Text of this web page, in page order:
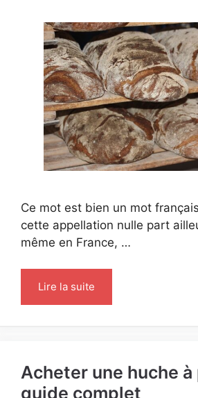
Ce mot est bien un mot
cette appellation nulle part
même en France, …
Lire la suite
Acheter une huche à
guide complet